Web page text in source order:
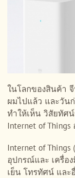
ในโลกของสินค้า
ผมไปแล้ว และวัน
ทำให้เห็น วิสัยทัศ
Internet of
Internet of
อุปกรณ์และ เครื่อ
เย็น โทรทัศน์ และ